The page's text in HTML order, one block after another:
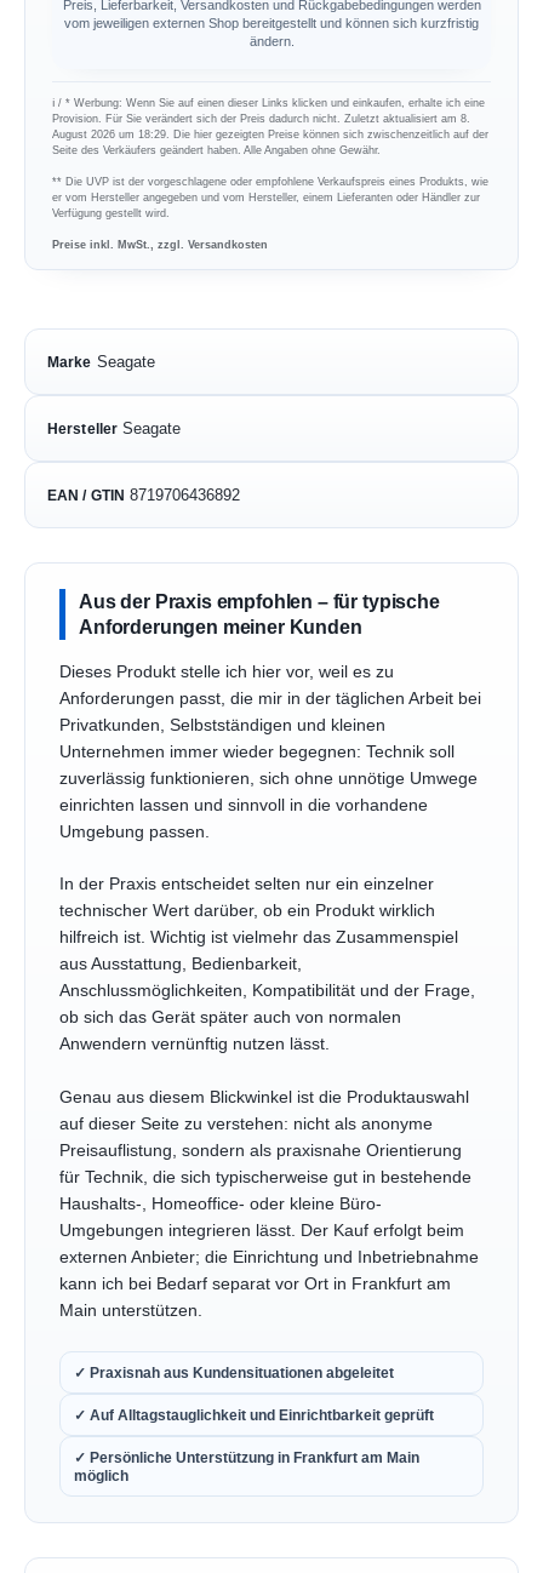
Preis, Lieferbarkeit, Versandkosten und Rückgabebedingungen werden
vom jeweiligen externen Shop bereitgestellt und können sich kurzfristig
ändern.
ℹ︎ / * Werbung: Wenn Sie auf einen dieser Links klicken und einkaufen, erhalte ich eine
Provision. Für Sie verändert sich der Preis dadurch nicht. Zuletzt aktualisiert am 8.
August 2026 um 18:29. Die hier gezeigten Preise können sich zwischenzeitlich auf der
Seite des Verkäufers geändert haben. Alle Angaben ohne Gewähr.
** Die UVP ist der vorgeschlagene oder empfohlene Verkaufspreis eines Produkts, wie
er vom Hersteller angegeben und vom Hersteller, einem Lieferanten oder Händler zur
Verfügung gestellt wird.
Preise inkl. MwSt., zzgl. Versandkosten
Marke Seagate
Hersteller Seagate
EAN / GTIN 8719706436892
Aus der Praxis empfohlen – für typische
Anforderungen meiner Kunden
Dieses Produkt stelle ich hier vor, weil es zu
Anforderungen passt, die mir in der täglichen Arbeit bei
Privatkunden, Selbstständigen und kleinen
Unternehmen immer wieder begegnen: Technik soll
zuverlässig funktionieren, sich ohne unnötige Umwege
einrichten lassen und sinnvoll in die vorhandene
Umgebung passen.
In der Praxis entscheidet selten nur ein einzelner
technischer Wert darüber, ob ein Produkt wirklich
hilfreich ist. Wichtig ist vielmehr das Zusammenspiel
aus Ausstattung, Bedienbarkeit,
Anschlussmöglichkeiten, Kompatibilität und der Frage,
ob sich das Gerät später auch von normalen
Anwendern vernünftig nutzen lässt.
Genau aus diesem Blickwinkel ist die Produktauswahl
auf dieser Seite zu verstehen: nicht als anonyme
Preisauflistung, sondern als praxisnahe Orientierung
für Technik, die sich typischerweise gut in bestehende
Haushalts-, Homeoffice- oder kleine Büro-
Umgebungen integrieren lässt. Der Kauf erfolgt beim
externen Anbieter; die Einrichtung und Inbetriebnahme
kann ich bei Bedarf separat vor Ort in Frankfurt am
Main unterstützen.
✓ Praxisnah aus Kundensituationen abgeleitet
✓ Auf Alltagstauglichkeit und Einrichtbarkeit geprüft
✓ Persönliche Unterstützung in Frankfurt am Main
möglich